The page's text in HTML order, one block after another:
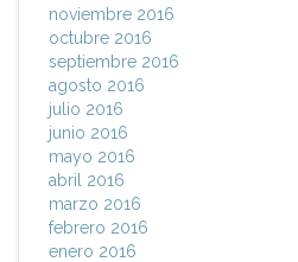
noviembre 2016
octubre 2016
septiembre 2016
agosto 2016
julio 2016
junio 2016
mayo 2016
abril 2016
marzo 2016
febrero 2016
enero 2016